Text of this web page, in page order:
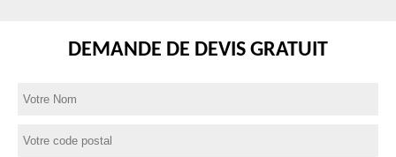
DEMANDE DE DEVIS GRATUIT